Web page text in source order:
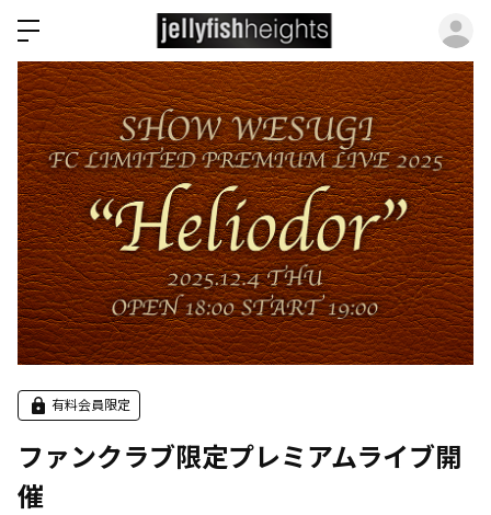
有料会員限定
ファンクラブ限定プレミアムライブ開
催